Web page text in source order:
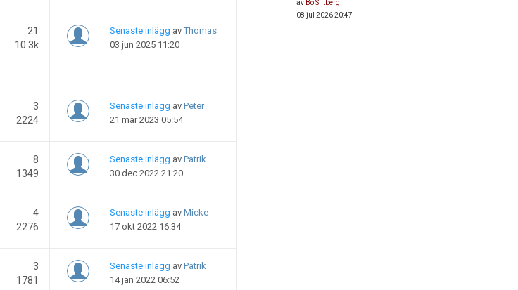
21
10.3k
Senaste inlägg av Thomas
03 jun 2025 11:20
3
2224
Senaste inlägg av Peter
21 mar 2023 05:54
8
1349
Senaste inlägg av Patrik
30 dec 2022 21:20
4
2276
Senaste inlägg av Micke
17 okt 2022 16:34
3
1781
Senaste inlägg av Patrik
14 jan 2022 06:52
av Bo Siltberg
08 jul 2026 20:47